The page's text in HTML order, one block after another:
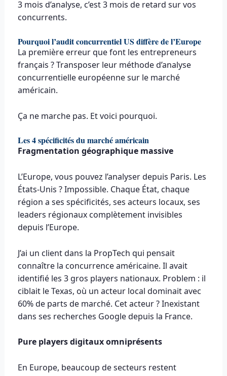
3 mois d’analyse, c’est 3 mois de retard sur vos
concurrents.
Pourquoi l’audit concurrentiel US diffère de l’Europe
La première erreur que font les entrepreneurs
français ? Transposer leur méthode d’analyse
concurrentielle européenne sur le marché
américain.
Ça ne marche pas. Et voici pourquoi.
Les 4 spécificités du marché américain
Fragmentation géographique massive
L’Europe, vous pouvez l’analyser depuis Paris. Les
États-Unis ? Impossible. Chaque État, chaque
région a ses spécificités, ses acteurs locaux, ses
leaders régionaux complètement invisibles
depuis l’Europe.
J’ai un client dans la PropTech qui pensait
connaître la concurrence américaine. Il avait
identifié les 3 gros players nationaux. Problem : il
ciblait le Texas, où un acteur local dominait avec
60% de parts de marché. Cet acteur ? Inexistant
dans ses recherches Google depuis la France.
Pure players digitaux omniprésents
En Europe, beaucoup de secteurs restent